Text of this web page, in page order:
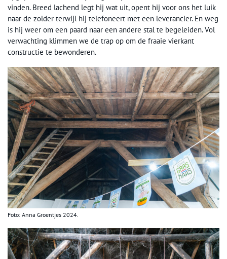
vinden. Breed lachend legt hij wat uit, opent hij voor ons het luik
naar de zolder terwijl hij telefoneert met een leverancier. En weg
is hij weer om een paard naar een andere stal te begeleiden. Vol
verwachting klimmen we de trap op om de fraaie vierkant
constructie te bewonderen.
Foto: Anna Groentjes 2024.